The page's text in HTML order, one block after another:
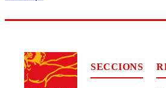
SECCIONS